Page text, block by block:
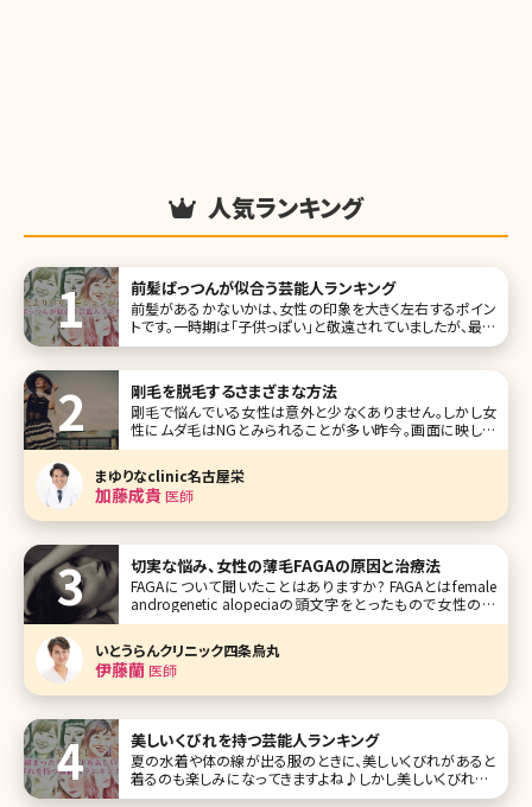
人気ランキング
前髪ぱっつんが似合う芸能人ランキング
前髪があるかないかは、女性の印象を大きく左右するポイン
トです。一時期は「子供っぽい」と敬遠されていましたが、最近
はぱっつん前髪を好んでチョイスする人も増えてきています。
していただきたい女性芸能人をランキング形式でご紹介して
いきましょう。
剛毛を脱毛するさまざまな方法
剛毛で悩んでいる女性は意外と少なくありません。しかし女
性にムダ毛はNGとみられることが多い昨今。画面に映し出
された芸能人の毛が処理されていないというだけで大きな
話題になってしまうのですから、剛毛さんにとってはかなり
辛いものがあります。ここでは、剛毛でお悩みの方のために
脱毛・自己処理などによる解消方法
まゆりなclinic名古屋栄
加藤成貴医師
切実な悩み、女性の薄毛FAGAの原因と治療法
FAGAについて聞いたことはありますか? FAGAとはfemale
androgenetic alopeciaの頭文字をとったもので女性の薄
毛の総称です。また最近では同様の意味でFPHL（female
pattern hair loss）と呼ばれることもあります。 美容クリニッ
クで働いていると薄
いとうらんクリニック四条烏丸
伊藤蘭医師
美しいくびれを持つ芸能人ランキング
夏の水着や体の線が出る服のときに、美しいくびれがあると
着るのも楽しみになってきますよね♪しかし美しいくびれは、
ただ痩せてるだけではダメという難しいものでもありま